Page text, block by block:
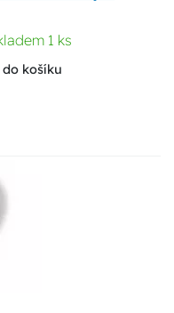
1 ks
košíku